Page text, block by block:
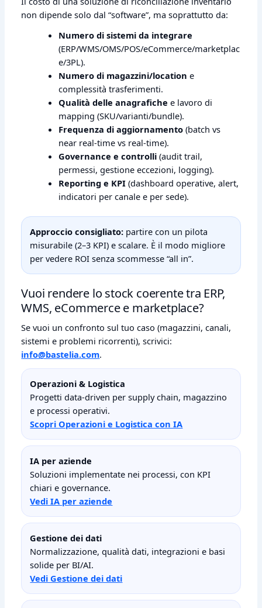
non dipende solo dal “software”, ma soprattutto da:
Numero di sistemi da integrare
(ERP/WMS/OMS/POS/eCommerce/marketplac
e/3PL).
Numero di magazzini/location e
complessità trasferimenti.
Qualità delle anagrafiche e lavoro di
mapping (SKU/varianti/bundle).
Frequenza di aggiornamento (batch vs
near real‑time vs real‑time).
Governance e controlli (audit trail,
permessi, gestione eccezioni, logging).
Reporting e KPI (dashboard operative, alert,
indicatori per canale e per sede).
Approccio consigliato: partire con un pilota
misurabile (2–3 KPI) e scalare. È il modo migliore
per vedere ROI senza scommesse “all in”.
Vuoi rendere lo stock coerente tra ERP,
WMS, eCommerce e marketplace?
Se vuoi un confronto sul tuo caso (magazzini, canali,
sistemi e problemi ricorrenti), scrivici:
info@bastelia.com.
Operazioni & Logistica
Progetti data‑driven per supply chain, magazzino
e processi operativi.
Scopri Operazioni e Logistica con IA
IA per aziende
Soluzioni implementate nei processi, con KPI
chiari e governance.
Vedi IA per aziende
Gestione dei dati
Normalizzazione, qualità dati, integrazioni e basi
solide per BI/AI.
Vedi Gestione dei dati